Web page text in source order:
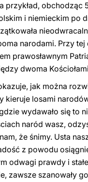
przykład,
i niemieckim po
narodami. Przy
prawosławnym
dwoma
jak można
kieruje losami
wydawało się to
naród wasz,
że śnimy. Usta
z powodu
odwagi prawdy i
zawsze szanowały